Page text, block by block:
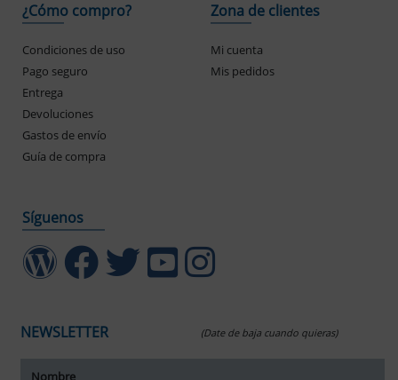
¿Cómo compro?
Condiciones de uso
Pago seguro
Entrega
Devoluciones
Gastos de envío
Guía de compra
Zona de clientes
Mi cuenta
Mis pedidos
Síguenos
NEWSLETTER (Date de baja cuando quieras)